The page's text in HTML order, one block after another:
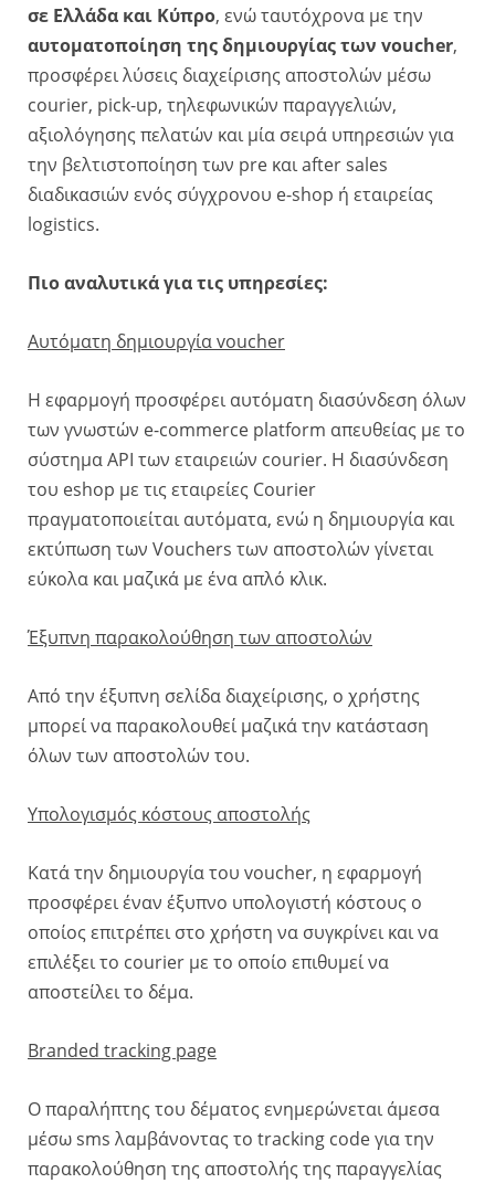
σε Ελλάδα και Κύπρο, ενώ ταυτόχρονα με την
αυτοματοποίηση της δημιουργίας των voucher,
προσφέρει λύσεις διαχείρισης αποστολών μέσω
courier, pick-up, τηλεφωνικών παραγγελιών,
αξιολόγησης πελατών και μία σειρά υπηρεσιών για
την βελτιστοποίηση των pre και after sales
διαδικασιών ενός σύγχρονου e-shop ή εταιρείας
logistics.
Πιο αναλυτικά για τις υπηρεσίες:
Αυτόματη δημιουργία voucher
Η εφαρμογή προσφέρει αυτόματη διασύνδεση όλων
των γνωστών e-commerce platform απευθείας με το
σύστημα API των εταιρειών courier. H διασύνδεση
του eshop με τις εταιρείες Courier
πραγματοποιείται αυτόματα, ενώ η δημιουργία και
εκτύπωση των Vouchers των αποστολών γίνεται
εύκολα και μαζικά με ένα απλό κλικ.
Έξυπνη παρακολούθηση των αποστολών
Από την έξυπνη σελίδα διαχείρισης, ο χρήστης
μπορεί να παρακολουθεί μαζικά την κατάσταση
όλων των αποστολών του.
Υπολογισμός κόστους αποστολής
Κατά την δημιουργία του voucher, η εφαρμογή
προσφέρει έναν έξυπνο υπολογιστή κόστους ο
οποίος επιτρέπει στο χρήστη να συγκρίνει και να
επιλέξει το courier με το οποίο επιθυμεί να
αποστείλει το δέμα.
Branded tracking page
Ο παραλήπτης του δέματος ενημερώνεται άμεσα
μέσω sms λαμβάνοντας το tracking code για την
παρακολούθηση της αποστολής της παραγγελίας